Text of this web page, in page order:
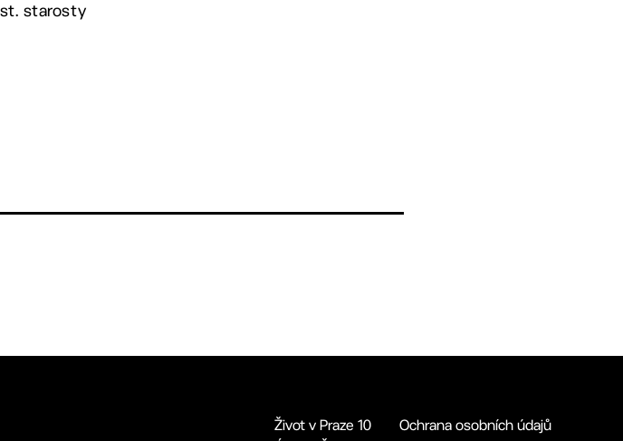
starosty
Život v Praze 10
Ochrana osobních údajů